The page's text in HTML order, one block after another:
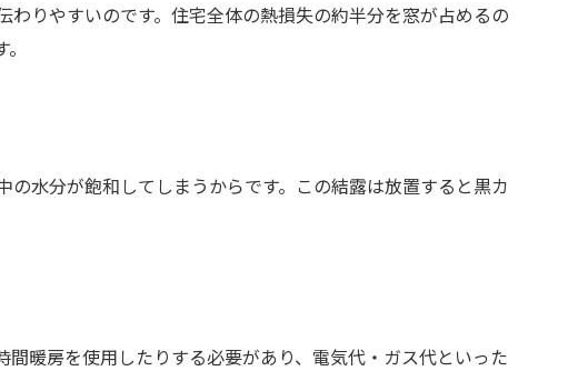
りやすいのです。住宅全体の熱損失の約半分を窓が占めるの
水分が飽和してしまうからです。この結露は放置すると黒カ
暖房を使用したりする必要があり、電気代・ガス代といった